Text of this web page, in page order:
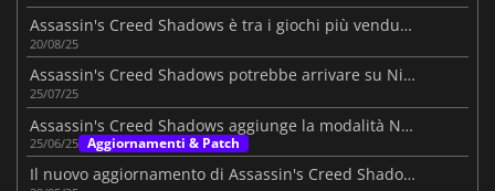
Assassin's Creed Shadows è tra i giochi più venduti in Europa nel 2025
20/08/25
Assassin's Creed Shadows potrebbe arrivare su Nintendo Switch 2
25/07/25
Assassin's Creed Shadows aggiunge la modalità Nightmare
25/06/25 Aggiornamenti & Patch
Il nuovo aggiornamento di Assassin's Creed Shadows porta crossover e miglioramenti